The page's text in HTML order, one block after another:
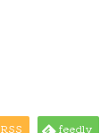
RSS feedly